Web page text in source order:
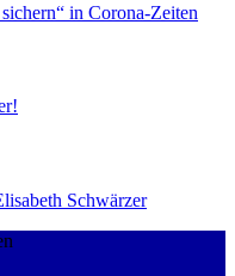
in Corona-Zeiten
Schwärzer